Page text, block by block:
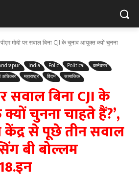
पीएम मोदी पर सवाल बिना CJI के चुनाव आयुक्त क्यों चुनना
India Polic Political
कलेक्टर
अधिकार
महाराष्ट्र विदर्भ सामाजिक
सवाल बिना CJI के
चुनना चाहते हैं?’,
केंद्र से पूछे तीन सवाल
बी बोल्लम